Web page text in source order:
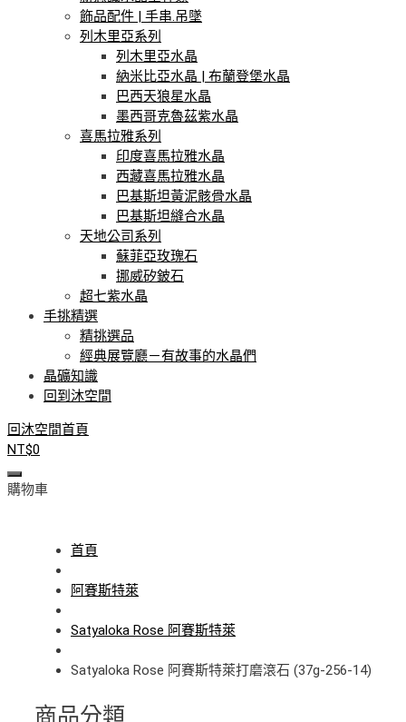
飾品配件 | 手串.吊墜
列木里亞系列
列木里亞水晶
納米比亞水晶 | 布蘭登堡水晶
巴西天狼星水晶
墨西哥克魯茲紫水晶
喜馬拉雅系列
印度喜馬拉雅水晶
西藏喜馬拉雅水晶
巴基斯坦黃泥骸骨水晶
巴基斯坦縫合水晶
天地公司系列
蘇菲亞玫瑰石
挪威矽鈹石
超七紫水晶
手挑精選
精挑選品
經典展覽廳－有故事的水晶們
晶礦知識
回到沐空間
回沐空間首頁
NT$0
購物車
首頁
阿賽斯特萊
Satyaloka Rose 阿賽斯特萊
Satyaloka Rose 阿賽斯特萊打磨滾石 (37g-256-14)
商品分類